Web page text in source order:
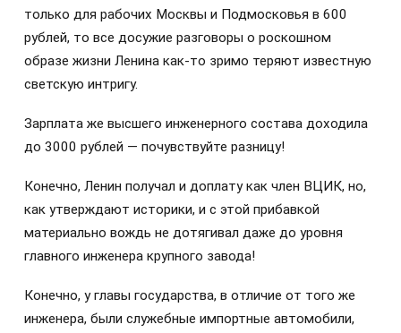
только для рабочих Москвы и Подмосковья в 600
рублей, то все досужие разговоры о роскошном
образе жизни Ленина как-то зримо теряют известную
светскую интригу.
Зарплата же высшего инженерного состава доходила
до 3000 рублей — почувствуйте разницу!
Конечно, Ленин получал и доплату как член ВЦИК, но,
как утверждают историки, и с этой прибавкой
материально вождь не дотягивал даже до уровня
главного инженера крупного завода!
Конечно, у главы государства, в отличие от того же
инженера, были служебные импортные автомобили,